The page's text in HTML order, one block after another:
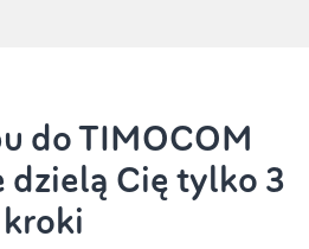
do TIMOCOM
Cię tylko 3
kroki